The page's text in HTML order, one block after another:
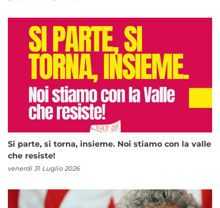
Si parte, si torna, insieme. Noi stiamo con la valle
che resiste!
venerdì 31 Luglio 2026